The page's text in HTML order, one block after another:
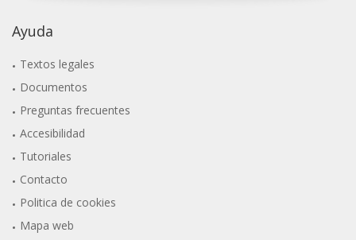
Ayuda
Textos legales
Documentos
Preguntas frecuentes
Accesibilidad
Tutoriales
Contacto
Politica de cookies
Mapa web